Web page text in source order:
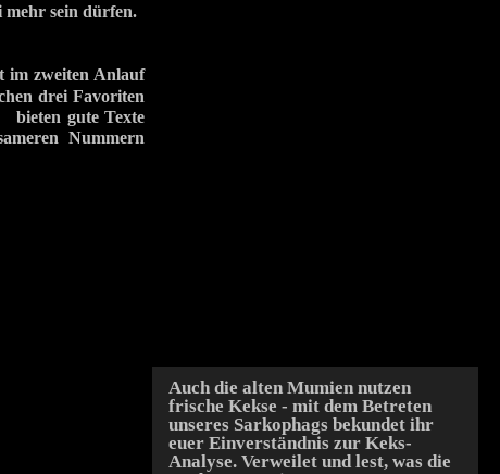
Auch die alten Mumien nutzen
frische Kekse - mit dem Betreten
unseres Sarkophags bekundet ihr
euer Einverständnis zur Keks-
Analyse. Verweilet und lest, was die
mehr sein dürfen.
im zweiten Anlauf
drei Favoriten
gute Texte
Nummern